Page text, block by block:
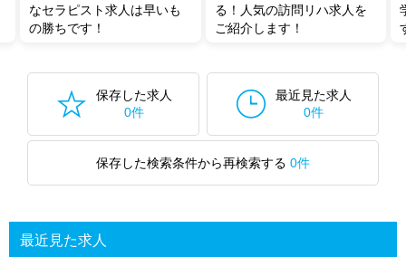
なセラピスト求人は早いも
の勝ちです！
る！人気の訪問リハ求人を
ご紹介します！
保存した求人
0件
最近見た求人
0件
保存した検索条件から再検索する 0件
最近見た求人